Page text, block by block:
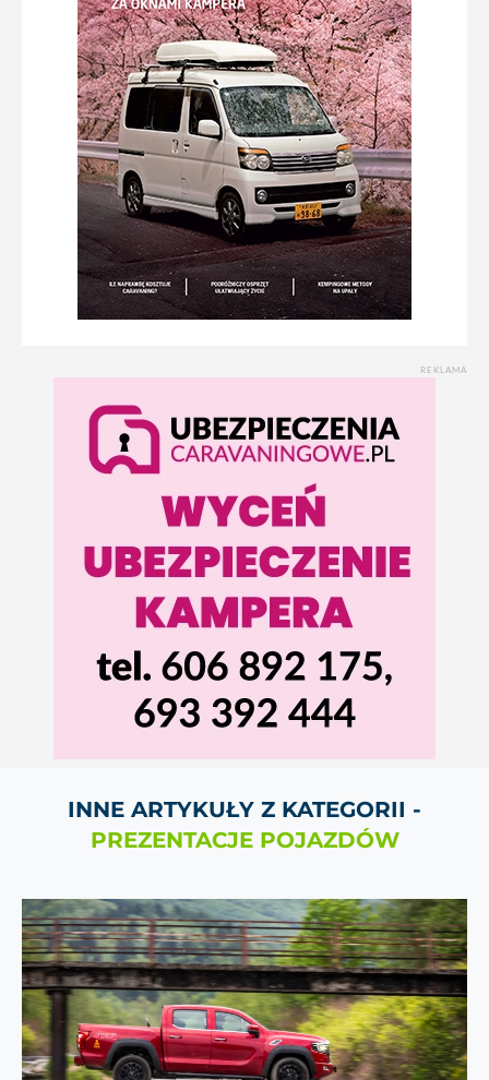
REKLAMA
INNE ARTYKUŁY Z KATEGORII -
PREZENTACJE POJAZDÓW